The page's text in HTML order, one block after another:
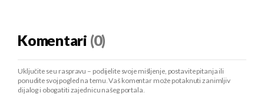
Komentari (0)
Uključite se u raspravu – podijelite svoje mišljenje, postavite pitanja ili
ponudite svoj pogled na temu. Vaš komentar može potaknuti zanimljiv
dijalog i obogatiti zajednicu našeg portala.